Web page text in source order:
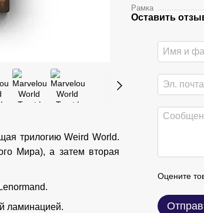
трилогию Weird World.
Мира), а затем вторая
ламинацией.
Рамка
Оставить
Оцените